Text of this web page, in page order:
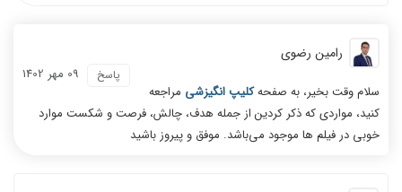
رامین رضوی
09 مهر 1402 پاسخ
سلام وقت بخیر، به صفحهکلیپ انگیزشی مراجعه
کنید، مواردی که ذکر کردین از جمله هدف، چالش، فرصت و شکست موارد
خوبی در فیلم ها موجود می‌باشد. موفق و پیروز باشید